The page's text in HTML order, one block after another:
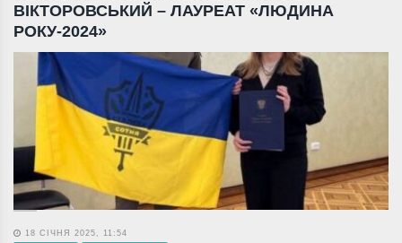
ВІКТОРОВСЬКИЙ – ЛАУРЕАТ «ЛЮДИНА
РОКУ-2024»
18 СІЧНЯ 2025, 11:54